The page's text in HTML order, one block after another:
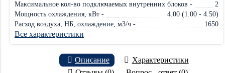
Максимальное кол-во подключаемых внутренних блоков -
2
Мощность охлаждения, кВт -
4.00 (1.00 - 4.50)
Расход воздуха, НБ, охлаждение, м3/ч -
1650
Все характеристики
Описание
Характеристики